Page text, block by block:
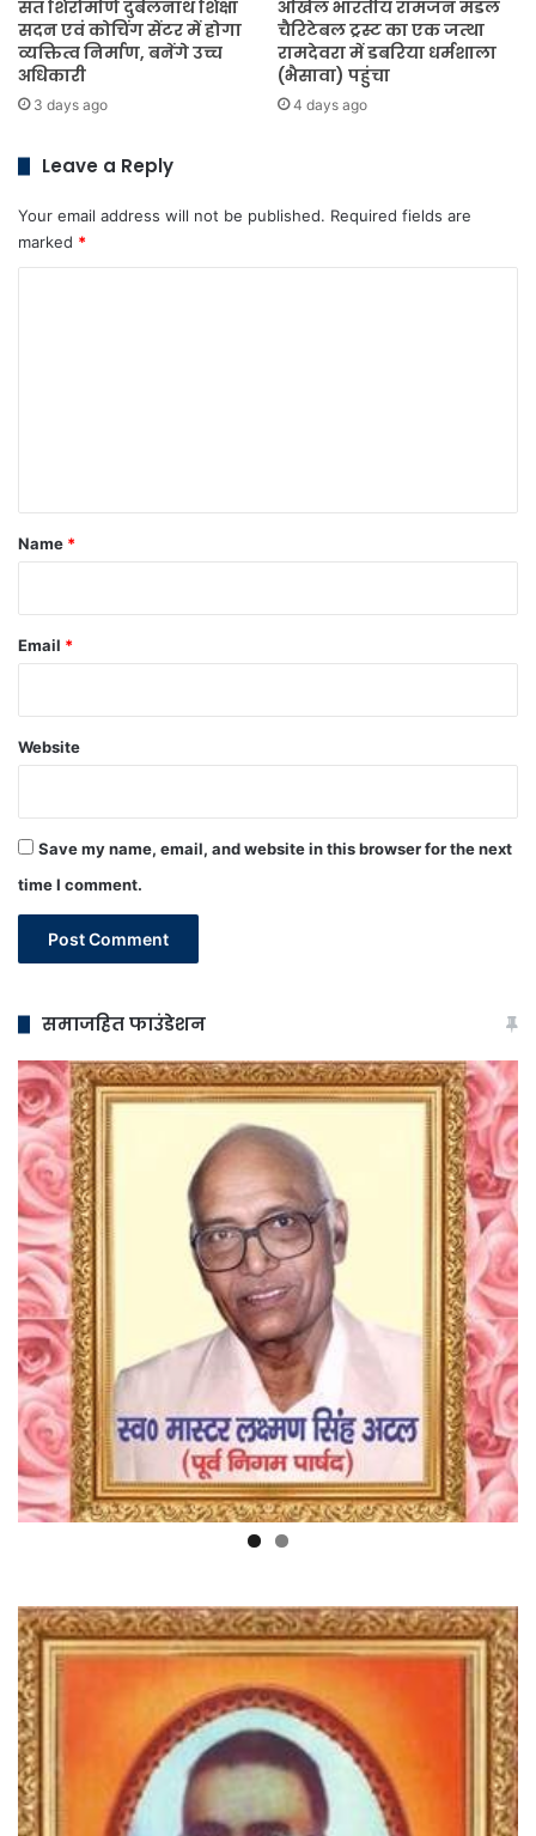
संत शिरोमणि दुर्बलनाथ शिक्षा
सदन एवं कोचिंग सेंटर में होगा
व्यक्तित्व निर्माण, बनेंगे उच्च
अधिकारी
3 days ago
अखिल भारतीय रामजन मंडल
चैरिटेबल ट्रस्ट का एक जत्था
रामदेवरा में डबरिया धर्मशाला
(भैसावा) पहुंचा
4 days ago
Leave a Reply
Your email address will not be published. Required fields are
marked *
*
Name *
Email *
Website
Save my name, email, and website in this browser for the next
time I comment.
समाजहित फाउंडेशन